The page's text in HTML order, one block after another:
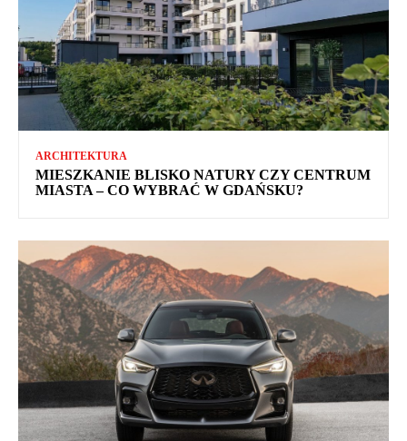
ARCHITEKTURA
MIESZKANIE BLISKO NATURY CZY CENTRUM
MIASTA – CO WYBRAĆ W GDAŃSKU?